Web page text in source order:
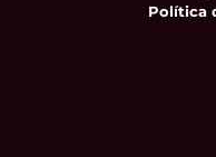
Política